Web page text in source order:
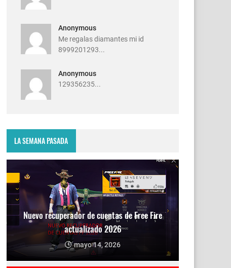
Anonymous
Me regalas diamantes mi id
8999201293...
Anonymous
129356235...
LA SEMANA PASADA
Nuevo recuperador de cuentas de Free Fire
actualizado 2026
mayo 14, 2026